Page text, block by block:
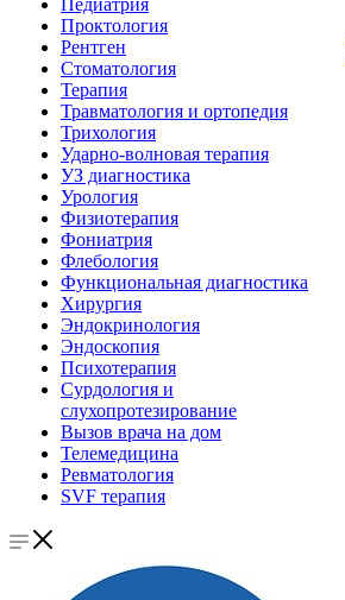
Педиатрия
Проктология
Рентген
Стоматология
Терапия
Травматология и ортопедия
Трихология
Ударно-волновая терапия
УЗ диагностика
Урология
Физиотерапия
Фониатрия
Флебология
Функциональная диагностика
Хирургия
Эндокринология
Эндоскопия
Психотерапия
Сурдология и
слухопротезирование
Вызов врача на дом
Телемедицина
Ревматология
SVF терапия